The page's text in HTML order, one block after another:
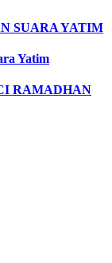
SUARA YATIM
Yatim
RAMADHAN